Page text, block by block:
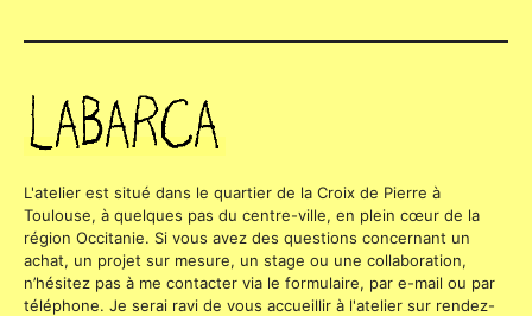
L'atelier est situé dans le quartier de la Croix de Pierre à
Toulouse, à quelques pas du centre-ville, en plein cœur de la
région Occitanie. Si vous avez des questions concernant un
achat, un projet sur mesure, un stage ou une collaboration,
n’hésitez pas à me contacter via le formulaire, par e-mail ou par
téléphone. Je serai ravi de vous accueillir à l'atelier sur rendez-